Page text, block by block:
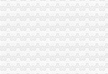
重庆渝北一站式加急办理工商注册
重庆渝北区有没有比较好的工商代